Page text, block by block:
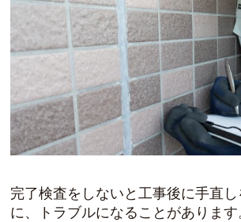
完了検査をしないと工事後に手直し
に、トラブルになることがありま